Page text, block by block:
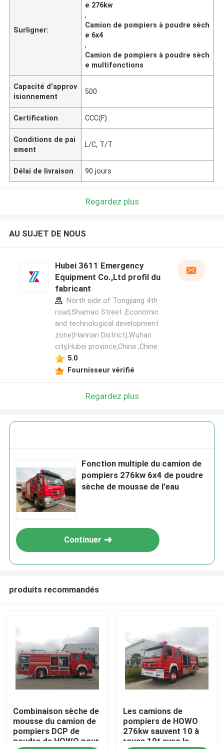
Maison
Produits
Au sujet de nous
Surligner:
e 276kw
,
Camion de pompiers à poudre sèch
e 6x4
,
Camion de pompiers à poudre sèch
e multifonctions
Capacité d'approv
isionnement
500
Certification CCC(F)
Conditions de pai
ement
L/C, T/T
Délai de livraison 90 jours
Regardez plus
AU SUJET DE NOUS
Hubei 3611 Emergency
Equipment Co.,Ltd profil du
fabricant
North side of Tongjiang 4th
road,Shamao Street ,Economic
and technological development
zone(Hannan District),Wuhan
city,Hubei province,China ,Chine
5.0
Fournisseur vérifié
Regardez plus
Fonction multiple du camion de
pompiers 276kw 6x4 de poudre
sèche de mousse de l'eau
Continuer
produits recommandés
Combinaison sèche de
mousse du camion de
pompiers DCP de
poudre de HOWO pour
Les camions de
pompiers de HOWO
276kw sauvent 10 à
roues 10t avec la